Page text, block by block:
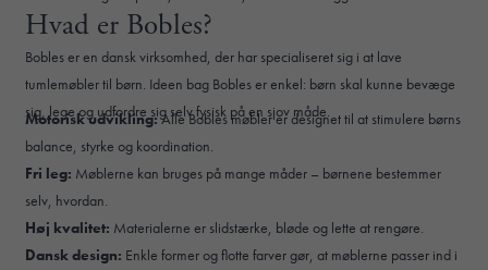
Hvad er Bobles?
Bobles er en dansk virksomhed, der har specialiseret sig i at lave
tumlemøbler til børn. Ideen bag Bobles er enkel: børn skal kunne bevæge
sig, lege og udfordre sig selv fysisk på en sjov måde.
Motorisk udvikling:Alle Bobles møbler er designet til at stimulere børns
balance, styrke og koordination.
Fri leg: Møblerne kan bruges på mange måder – børnene bestemmer
selv, hvordan.
Høj kvalitet: Materialerne er slidstærke, bløde og lette at rengøre.
Dansk design: Enkle former og flotte farver gør, at møblerne passer ind i